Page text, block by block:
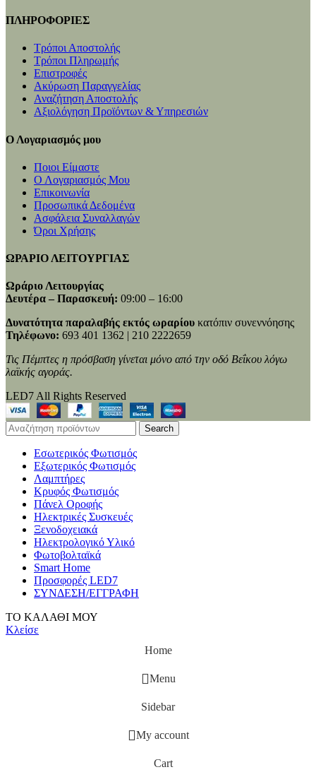
ΠΛΗΡΟΦΟΡΙΕΣ
Τρόποι Αποστολής
Τρόποι Πληρωμής
Επιστροφές
Ακύρωση Παραγγελίας
Αναζήτηση Αποστολής
Αξιολόγηση Προϊόντων & Υπηρεσιών
Ο Λογαριασμός μου
Ποιοι Είμαστε
Ο Λογαριασμός Μου
Επικοινωνία
Προσωπικά Δεδομένα
Ασφάλεια Συναλλαγών
Όροι Χρήσης
ΩΡΑΡΙΟ ΛΕΙΤΟΥΡΓΙΑΣ
Ωράριο Λειτουργίας
Δευτέρα – Παρασκευή: 09:00 – 16:00
Δυνατότητα παραλαβής εκτός ωραρίου κατόπιν συνεννόησης
Τηλέφωνο: 693 401 1362 | 210 2222659
Τις Πέμπτες η πρόσβαση γίνεται μόνο από την οδό Βεΐκου λόγω
λαϊκής αγοράς.
LED7 All Rights Reserved
Search
Εσωτερικός Φωτισμός
Εξωτερικός Φωτισμός
Λαμπτήρες
Κρυφός Φωτισμός
Πάνελ Οροφής
Ηλεκτρικές Συσκευές
Ξενοδοχειακά
Ηλεκτρολογικό Υλικό
Φωτοβολταϊκά
Smart Home
Προσφορές LED7
ΣΥΝΔΕΣΗ/ΕΓΓΡΑΦΗ
ΤΟ ΚΑΛΑΘΙ ΜΟΥ
Κλείσε
Home
Menu
Sidebar
My account
Cart